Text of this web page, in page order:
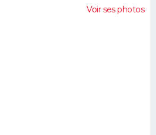
Voir ses photos